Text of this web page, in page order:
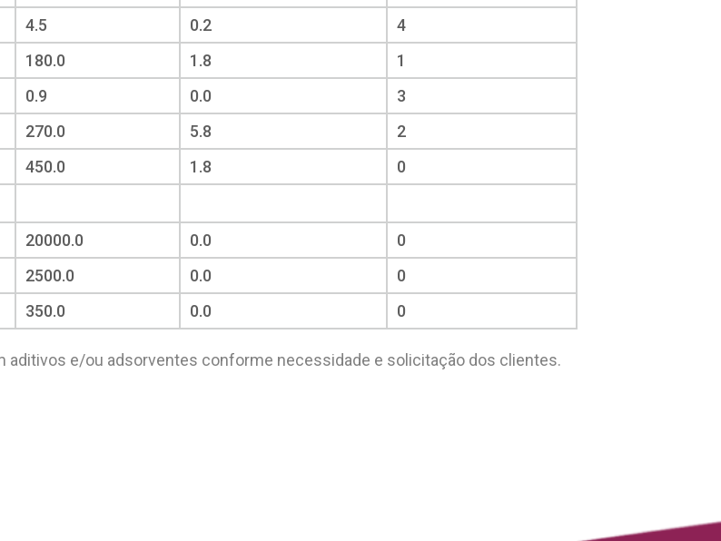
4.5 0.2
4
180.0 1.8
1
0.9 0.0
3
270.0 5.8
2
450.0 1.8 0
20000.0 0.0
0
2500.0 0.0
0
350.0 0.0 0
e/ou adsorventes conforme necessidade e solicitação dos clientes.